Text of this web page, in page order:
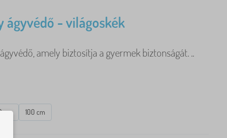
ágyvédő - világoskék
amely biztosítja a gyermek biztonságát. ..
cm 100 cm